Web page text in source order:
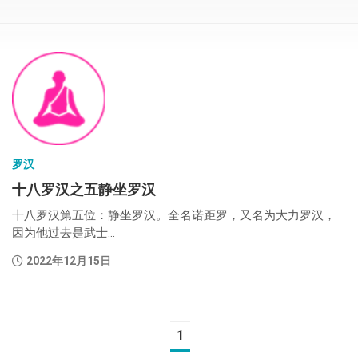
罗汉
十八罗汉之五静坐罗汉
十八罗汉第五位：静坐罗汉。全名诺距罗，又名为大力罗汉，
因为他过去是武士...
2022年12月15日
1